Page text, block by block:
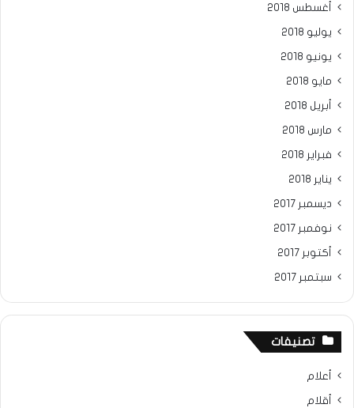
أغسطس 2018
يوليو 2018
يونيو 2018
مايو 2018
أبريل 2018
مارس 2018
فبراير 2018
يناير 2018
ديسمبر 2017
نوفمبر 2017
أكتوبر 2017
سبتمبر 2017
تصنيفات
أعلام
أقلام